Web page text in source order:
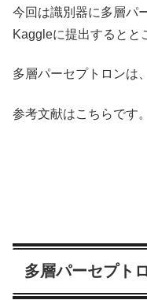
今回は識別器に多層パ
Kaggleに提出するとと
多層パーセプトロンは
参考文献はこちらです。
多層パーセプト